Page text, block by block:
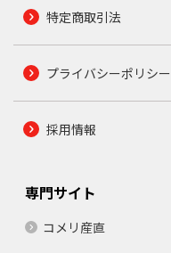
特定商取引法
プライバシーポリシー
採用情報
専門サイト
コメリ産直